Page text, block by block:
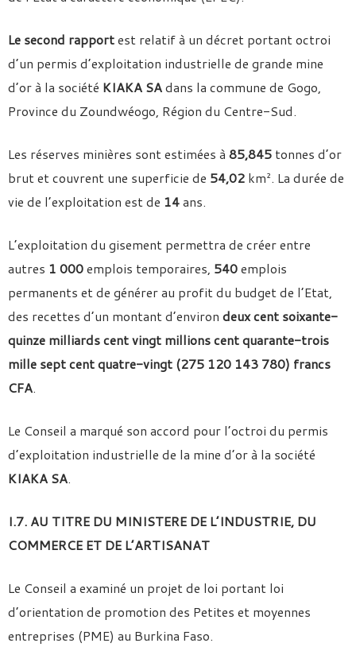
Le second rapportest relatif à un décret portant octroi
d’un permis d’exploitation industrielle de grande mine
d’or à la société KIAKA SAdans la commune de Gogo,
Province du Zoundwéogo, Région du Centre-Sud.
Les réserves minières sont estimées à 85,845 tonnes d’or
brut et couvrent une superficie de 54,02 km². La durée de
vie de l’exploitation est de 14ans.
L’exploitation du gisement permettra de créer entre
autres 1 000emplois temporaires, 540emplois
permanents et de générer au profit du budget de l’Etat,
des recettes d’un montant d’environ deux cent soixante-
quinze milliards cent vingt millions cent quarante-trois
mille sept cent quatre-vingt (275 120 143 780) francs
CFA.
Le Conseil a marqué son accord pour l’octroi du permis
d’exploitation industrielle de la mine d’or à la société
KIAKA SA.
I.7. AU TITRE DU MINISTERE DE L’INDUSTRIE, DU
COMMERCE ET DE L’ARTISANAT
Le Conseil a examiné un projet de loi portant loi
d’orientation de promotion des Petites et moyennes
entreprises (PME) au Burkina Faso.